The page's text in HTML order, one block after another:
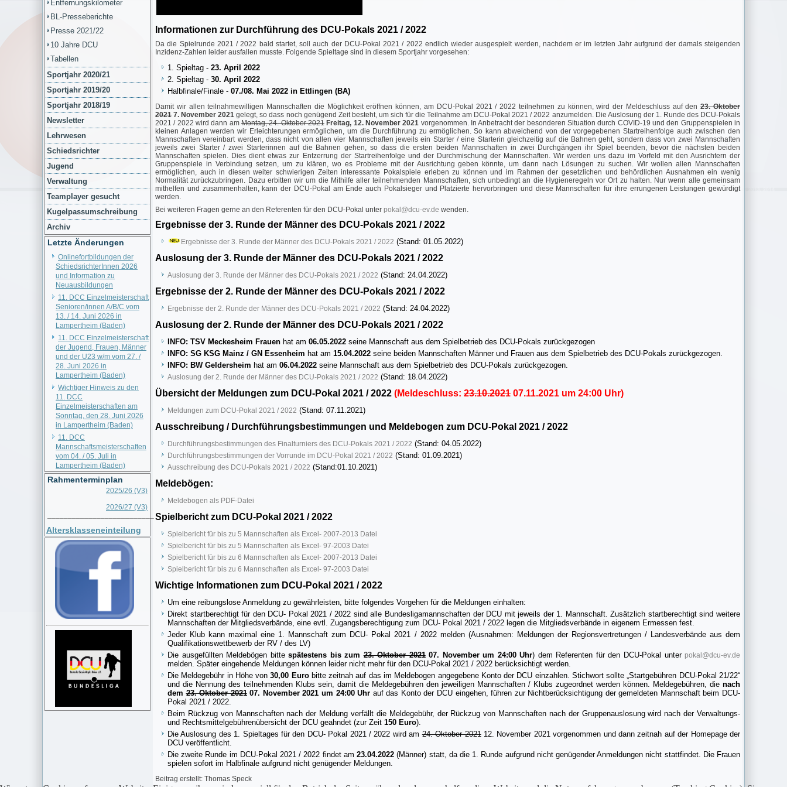
Entfernungskilometer
BL-Presseberichte
Presse 2021/22
10 Jahre DCU
Tabellen
Sportjahr 2020/21
Sportjahr 2019/20
Sportjahr 2018/19
Newsletter
Lehrwesen
Schiedsrichter
Jugend
Verwaltung
Teamplayer gesucht
Kugelpassumschreibung
Archiv
Letzte Änderungen
Onlinefortbildungen der
SchiedsrichterInnen 2026
und Information zu
Neuausbildungen
11. DCC Einzelmeisterschaft
Senioren/innen A/B/C vom
13. / 14. Juni 2026 in
Lampertheim (Baden)
11. DCC Einzelmeisterschaft
der Jugend, Frauen, Männer
und der U23 w/m vom 27. /
28. Juni 2026 in
Lampertheim (Baden)
Wichtiger Hinweis zu den
11. DCC
Einzelmeisterschaften am
Sonntag, den 28. Juni 2026
in Lampertheim (Baden)
11. DCC
Mannschaftsmeisterschaften
vom 04. / 05. Juli in
Lampertheim (Baden)
Rahmenterminplan
2025/26 (V3)
2026/27 (V3)
Altersklasseneinteilung
Informationen zur Durchführung des DCU-Pokals 2021 / 2022
Da die Spielrunde 2021 / 2022 bald startet, soll auch der DCU-Pokal 2021 / 2022 endlich wieder ausgespielt werden, nachdem er im letzten Jahr aufgrund der damals steigenden
Inzidenz-Zahlen leider ausfallen musste. Folgende Spieltage sind in diesem Sportjahr vorgesehen:
1. Spieltag - 23. April 2022
2. Spieltag - 30. April 2022
Halbfinale/Finale - 07./08. Mai 2022 in Ettlingen (BA)
Damit wir allen teilnahmewilligen Mannschaften die Möglichkeit eröffnen können, am DCU-Pokal 2021 / 2022 teilnehmen zu können, wird der Meldeschluss auf den23. Oktober
2021 7. November 2021 gelegt, so dass noch genügend Zeit besteht, um sich für die Teilnahme am DCU-Pokal 2021 / 2022 anzumelden. Die Auslosung der 1. Runde des DCU-Pokals
2021 / 2022 wird dann am Montag, 24. Oktober 2021 Freitag, 12. November 2021 vorgenommen. In Anbetracht der besonderen Situation durch COVID-19 und den Gruppenspielen in
kleinen Anlagen werden wir Erleichterungen ermöglichen, um die Durchführung zu ermöglichen. So kann abweichend von der vorgegebenen Startreihenfolge auch zwischen den
Mannschaften vereinbart werden, dass nicht von allen vier Mannschaften jeweils ein Starter / eine Starterin gleichzeitig auf die Bahnen geht, sondern dass von zwei Mannschaften
jeweils zwei Starter / zwei Starterinnen auf die Bahnen gehen, so dass die ersten beiden Mannschaften in zwei Durchgängen ihr Spiel beenden, bevor die nächsten beiden
Mannschaften spielen. Dies dient etwas zur Entzerrung der Startreihenfolge und der Durchmischung der Mannschaften. Wir werden uns dazu im Vorfeld mit den Ausrichtern der
Gruppenspiele in Verbindung setzen, um zu klären, wo es Probleme mit der Ausrichtung geben könnte, um dann nach Lösungen zu suchen. Wir wollen allen Mannschaften
ermöglichen, auch in diesen weiter schwierigen Zeiten interessante Pokalspiele erleben zu können und im Rahmen der gesetzlichen und behördlichen Ausnahmen ein wenig
Normalität zurückzubringen. Dazu erbitten wir um die Mithilfe aller teilnehmenden Mannschaften, sich unbedingt an die Hygieneregeln vor Ort zu halten. Nur wenn alle gemeinsam
mithelfen und zusammenhalten, kann der DCU-Pokal am Ende auch Pokalsieger und Platzierte hervorbringen und diese Mannschaften für ihre errungenen Leistungen gewürdigt
werden.
Bei weiteren Fragen gerne an den Referenten für den DCU-Pokal unter pokal@dcu-ev.de wenden.
Ergebnisse der 3. Runde der Männer des DCU-Pokals 2021 / 2022
Ergebnisse der 3. Runde der Männer des DCU-Pokals 2021 / 2022 (Stand: 01.05.2022)
Auslosung der 3. Runde der Männer des DCU-Pokals 2021 / 2022
Auslosung der 3. Runde der Männer des DCU-Pokals 2021 / 2022 (Stand: 24.04.2022)
Ergebnisse der 2. Runde der Männer des DCU-Pokals 2021 / 2022
Ergebnisse der 2. Runde der Männer des DCU-Pokals 2021 / 2022 (Stand: 24.04.2022)
Auslosung der 2. Runde der Männer des DCU-Pokals 2021 / 2022
INFO: TSV Meckesheim Frauen hat am 06.05.2022 seine Mannschaft aus dem Spielbetrieb des DCU-Pokals zurückgezogen
INFO: SG KSG Mainz / GN Essenheim hat am 15.04.2022 seine beiden Mannschaften Männer und Frauen aus dem Spielbetrieb des DCU-Pokals zurückgezogen.
INFO: BW Geldersheim hat am 06.04.2022 seine Mannschaft aus dem Spielbetrieb des DCU-Pokals zurückgezogen.
Auslosung der 2. Runde der Männer des DCU-Pokals 2021 / 2022 (Stand: 18.04.2022)
Übersicht der Meldungen zum DCU-Pokal 2021 / 2022 (Meldeschluss: 23.10.2021 07.11.2021 um 24:00 Uhr)
Meldungen zum DCU-Pokal 2021 / 2022 (Stand: 07.11.2021)
Ausschreibung / Durchführungsbestimmungen und Meldebogen zum DCU-Pokal 2021 / 2022
Durchführungsbestimmungen des Finalturniers des DCU-Pokals 2021 / 2022 (Stand: 04.05.2022)
Durchführungsbestimmungen der Vorrunde im DCU-Pokal 2021 / 2022 (Stand: 01.09.2021)
Ausschreibung des DCU-Pokals 2021 / 2022 (Stand:01.10.2021)
Meldebögen:
Meldebogen als PDF-Datei
Spielbericht zum DCU-Pokal 2021 / 2022
Spielbericht für bis zu 5 Mannschaften als Excel- 2007-2013 Datei
Spielbericht für bis zu 5 Mannschaften als Excel- 97-2003 Datei
Spielbericht für bis zu 6 Mannschaften als Excel- 2007-2013 Datei
Spielbericht für bis zu 6 Mannschaften als Excel- 97-2003 Datei
Wichtige Informationen zum DCU-Pokal 2021 / 2022
Um eine reibungslose Anmeldung zu gewährleisten, bitte folgendes Vorgehen für die Meldungen einhalten:
Direkt startberechtigt für den DCU- Pokal 2021 / 2022 sind alle Bundesligamannschaften der DCU mit jeweils der 1. Mannschaft. Zusätzlich startberechtigt sind weitere
Mannschaften der Mitgliedsverbände, eine evtl. Zugangsberechtigung zum DCU- Pokal 2021 / 2022 legen die Mitgliedsverbände in eigenem Ermessen fest.
Jeder Klub kann maximal eine 1. Mannschaft zum DCU- Pokal 2021 / 2022 melden (Ausnahmen: Meldungen der Regionsvertretungen / Landesverbände aus dem
Qualifikationswettbewerb der RV / des LV)
Die ausgefüllten Meldebögen bittespätestens bis zum23. Oktober 202107. November um 24:00 Uhr) dem Referenten für den DCU-Pokal unterpokal@dcu-ev.de
melden. Später eingehende Meldungen können leider nicht mehr für den DCU-Pokal 2021 / 2022 berücksichtigt werden.
Die Meldegebühr in Höhe von30,00 Eurobitte zeitnah auf das im Meldebogen angegebene Konto der DCU einzahlen. Stichwort sollte „Startgebühren DCU-Pokal 21/22“
und die Nennung des teilnehmenden Klubs sein, damit die Meldegebühren den jeweiligen Mannschaften / Klubs zugeordnet werden können. Meldegebühren, die nach
dem23. Oktober 202107. November 2021 um 24:00 Uhr auf das Konto der DCU eingehen, führen zur Nichtberücksichtigung der gemeldeten Mannschaft beim DCU-
Pokal 2021 / 2022.
Beim Rückzug von Mannschaften nach der Meldung verfällt die Meldegebühr, der Rückzug von Mannschaften nach der Gruppenauslosung wird nach der Verwaltungs-
und Rechtsmittelgebührenübersicht der DCU geahndet (zur Zeit 150 Euro).
Die Auslosung des 1. Spieltages für den DCU- Pokal 2021 / 2022 wird am24. Oktober 202112. November 2021 vorgenommen und dann zeitnah auf der Homepage der
DCU veröffentlicht.
Die zweite Runde im DCU-Pokal 2021 / 2022 findet am23.04.2022 (Männer) statt, da die 1. Runde aufgrund nicht genügender Anmeldungen nicht stattfindet. Die Frauen
spielen sofort im Halbfinale aufgrund nicht genügender Meldungen.
Beitrag erstellt: Thomas Speck